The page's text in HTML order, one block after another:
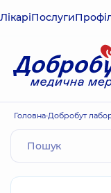
ЛікаріПослуги
Головна Добробут